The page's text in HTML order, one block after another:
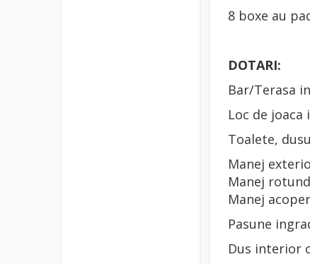
8 boxe au
DOTARI:
Bar/Terasa
Loc de
Toalete,
Manej
Manej
Manej
Pasune
Dus interior